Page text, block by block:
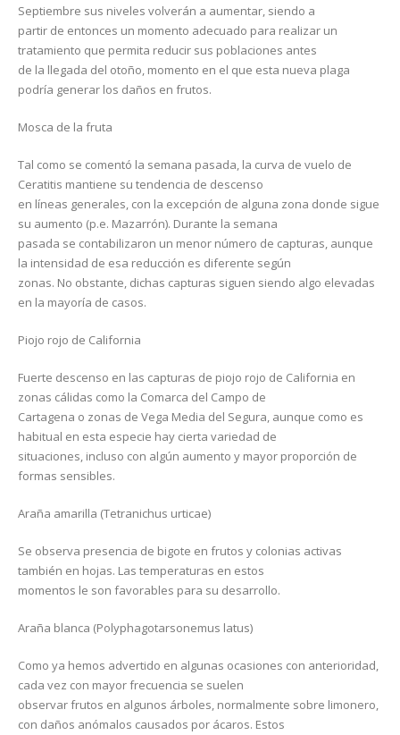
Septiembre sus niveles volverán a aumentar, siendo a
partir de entonces un momento adecuado para realizar un
tratamiento que permita reducir sus poblaciones antes
de la llegada del otoño, momento en el que esta nueva plaga
podría generar los daños en frutos.
Mosca de la fruta
Tal como se comentó la semana pasada, la curva de vuelo de
Ceratitis mantiene su tendencia de descenso
en líneas generales, con la excepción de alguna zona donde sigue
su aumento (p.e. Mazarrón). Durante la semana
pasada se contabilizaron un menor número de capturas, aunque
la intensidad de esa reducción es diferente según
zonas. No obstante, dichas capturas siguen siendo algo elevadas
en la mayoría de casos.
Piojo rojo de California
Fuerte descenso en las capturas de piojo rojo de California en
zonas cálidas como la Comarca del Campo de
Cartagena o zonas de Vega Media del Segura, aunque como es
habitual en esta especie hay cierta variedad de
situaciones, incluso con algún aumento y mayor proporción de
formas sensibles.
Araña amarilla (Tetranichus urticae)
Se observa presencia de bigote en frutos y colonias activas
también en hojas. Las temperaturas en estos
momentos le son favorables para su desarrollo.
Araña blanca (Polyphagotarsonemus latus)
Como ya hemos advertido en algunas ocasiones con anterioridad,
cada vez con mayor frecuencia se suelen
observar frutos en algunos árboles, normalmente sobre limonero,
con daños anómalos causados por ácaros. Estos